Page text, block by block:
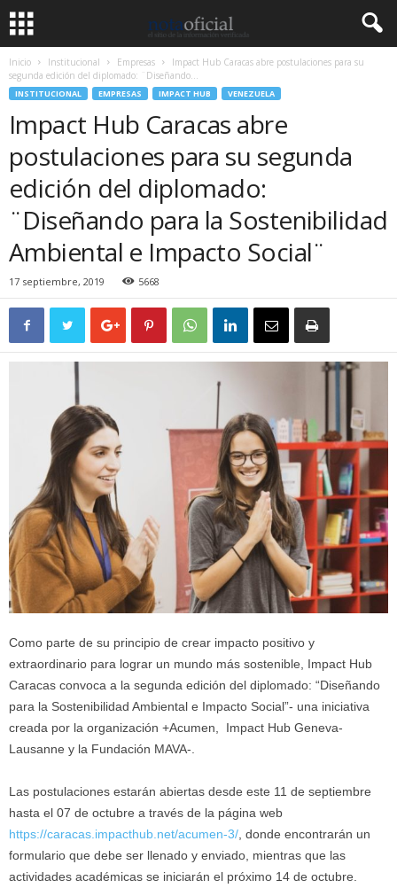
Inicio Institucional Empresas
Impact Hub Caracas abre postulaciones para su
segunda edición del diplomado: ¨Diseñando...
INSTITUCIONAL EMPRESAS IMPACT HUB VENEZUELA
Impact Hub Caracas abre
postulaciones para su segunda
edición del diplomado:
¨Diseñando para la Sostenibilidad
Ambiental e Impacto Social¨
17 septiembre, 2019 5668
Como parte de su principio de crear impacto positivo y
extraordinario para lograr un mundo más sostenible, Impact Hub
Caracas convoca a la segunda edición del diplomado: “Diseñando
para la Sostenibilidad Ambiental e Impacto Social”- una iniciativa
creada por la organización +Acumen, Impact Hub Geneva-
Lausanne y la Fundación MAVA-.
Las postulaciones estarán abiertas desde este 11 de septiembre
hasta el 07 de octubre a través de la página web
https://caracas.impacthub.net/acumen-3/ , donde encontrarán un
formulario que debe ser llenado y enviado, mientras que las
actividades académicas se iniciarán el próximo 14 de octubre.